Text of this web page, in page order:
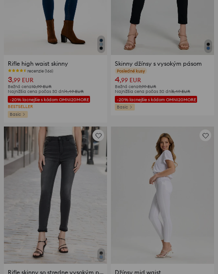
Rifle high waist skinny
recenzie (166)
3,99 EUR
Bežná cena10,99EUR
Najnižšia cena počas 30 dní4,49EUR
-20% lacnejšie s kódom OMNI20MORE
BESTSELLER
Basic
Skinny džínsy s vysokým pásom
Posledné kusy
4,99 EUR
Bežná cena9,99EUR
Najnižšia cena počas 30 dní5,49EUR
-20% lacnejšie s kódom OMNI20MORE
Basic
Rifle skinny so stredne vysokým pásom Džínsy mid waist